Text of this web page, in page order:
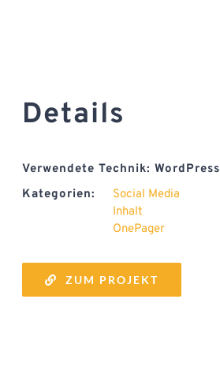
Details
Verwendete Technik: WordPress
Kategorien:
Social Media
Inhalt
OnePager
ZUM PROJEKT